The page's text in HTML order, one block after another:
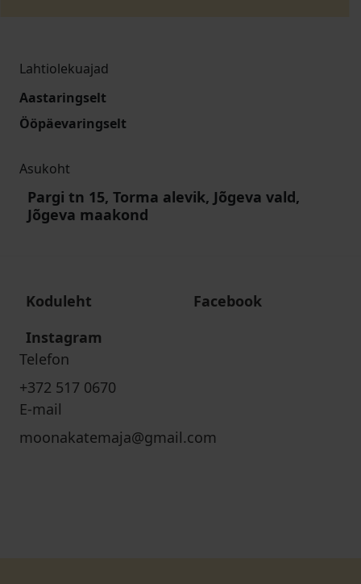
Lahtiolekuajad
Aastaringselt
Ööpäevaringselt
Asukoht
Pargi tn 15, Torma alevik, Jõgeva vald,
Jõgeva maakond
Koduleht
Facebook
Instagram
Telefon
+372 517 0670
E-mail
moonakatemaja@gmail.com